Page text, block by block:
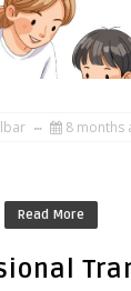
8 months
Read More